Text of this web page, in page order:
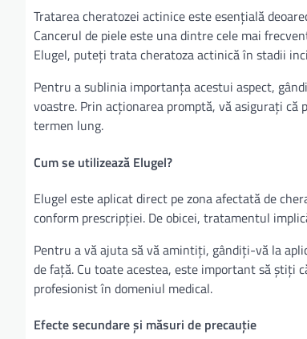
Tratarea cheratozei actinice este esențială
Cancerul de piele este una dintre cele mai
Elugel, puteți trata cheratoza actinică în stadii
Pentru a sublinia importanța acestui aspect,
voastre. Prin acționarea promptă, vă asigurați că
termen lung.
Cum se utilizează Elugel?
Elugel este aplicat direct pe zona afectată de
conform prescripției. De obicei, tratamentul
Pentru a vă ajuta să vă amintiți, gândiți-vă la
de față. Cu toate acestea, este important să știți
profesionist în domeniul medical.
Efecte secundare și măsuri de precauție